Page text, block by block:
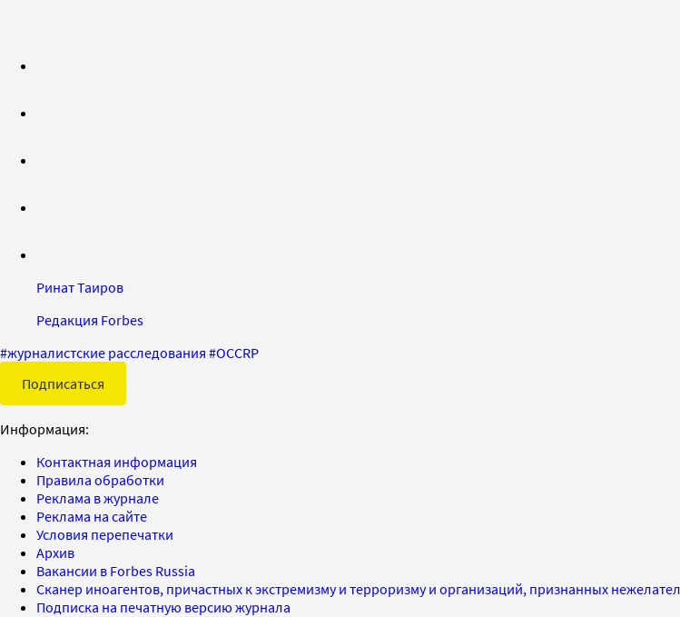
Ринат Таиров
Редакция Forbes
#журналистские расследования #OCCRP
Подписаться
Информация:
Контактная информация
Правила обработки
Реклама в журнале
Реклама на сайте
Условия перепечатки
Архив
Вакансии в Forbes Russia
Сканер иноагентов, причастных к экстремизму и терроризму и организаций, признанных
Подписка на печатную версию журнала